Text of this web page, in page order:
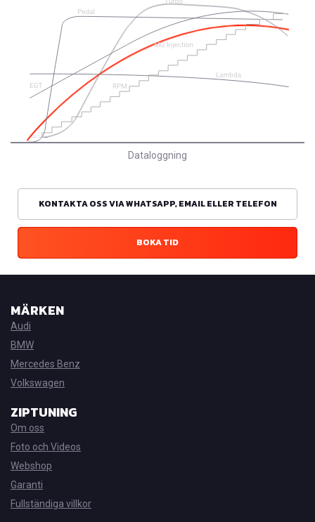
Dataloggning
KONTAKTA OSS VIA WHATSAPP, EMAIL ELLER TELEFON
BOKA TID
MÄRKEN
Audi
BMW
Mercedes Benz
Volkswagen
ZIPTUNING
Om oss
Foto och Videos
Webshop
Garanti
Fullständiga villkor